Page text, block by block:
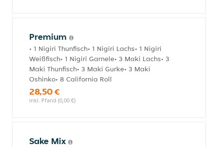
Premium
• 1 Nigiri Thunfisch• 1 Nigiri Lachs• 1 Nigiri
Weißfisch• 1 Nigiri Garnele• 3 Maki Lachs• 3
Maki Thunfisch• 3 Maki Gurke• 3 Maki
Oshinko• 8 California Roll
28,50 €
inkl. Pfand (0,00 €)
Sake Mix